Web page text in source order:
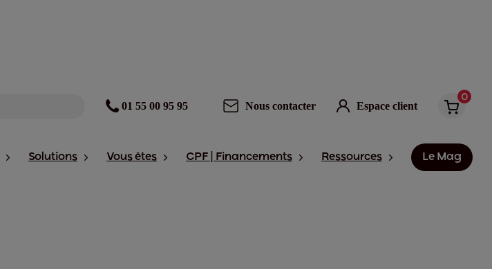
01 55 00 95 95 Nous contacter Espace client
0
Solutions Vous êtes CPF | Financements Ressources Le Mag